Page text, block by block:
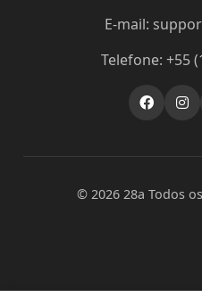
E-mail:
Telefone: +55
© 2026 28a Todos